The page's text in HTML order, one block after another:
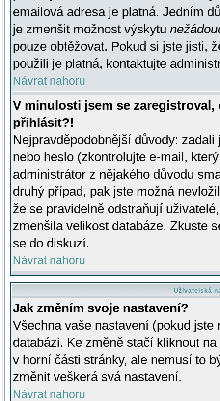
emailová adresa je platná. Jedním
je zmenšit možnost výskytu
pouze obtěžovat. Pokud si jste jisti,
použili je platná, kontaktujte
Návrat nahoru
V minulosti jsem se
přihlásit?!
Nejpravděpodobnější důvody:
nebo heslo (zkontrolujte e-mail,
administrátor z nějakého důvodu
druhý případ, pak jste možná
že se pravidelně odstraňují
zmenšila velikost databáze. Zkuste
se do diskuzí.
Návrat nahoru
Uživatelská
Jak změním svoje nastavení?
Všechna vaše nastavení (pokud
databázi. Ke změně stačí kliknout
v horní části stránky, ale nemusí to
změnit veškerá svá nastavení.
Návrat nahoru